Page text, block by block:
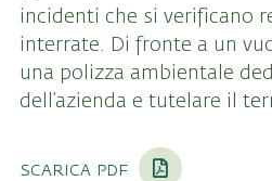
incidenti che si verificano
interrate. Di fronte a un
una polizza ambientale
dell’azienda e tutelare il
scarica pdf